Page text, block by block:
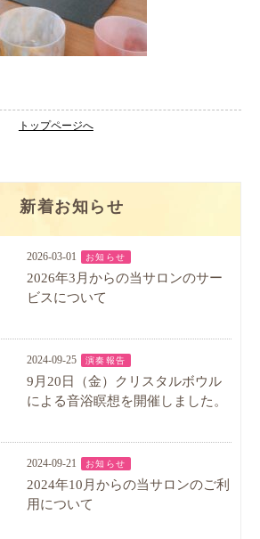
トップページへ
新着お知らせ
2026-03-01 お知らせ
2026年3月からの当サロンのサー
ビスについて
2024-09-25 演奏報告
9月20日（金）クリスタルボウル
による音浴瞑想を開催しました。
2024-09-21 お知らせ
2024年10月からの当サロンのご利
用について